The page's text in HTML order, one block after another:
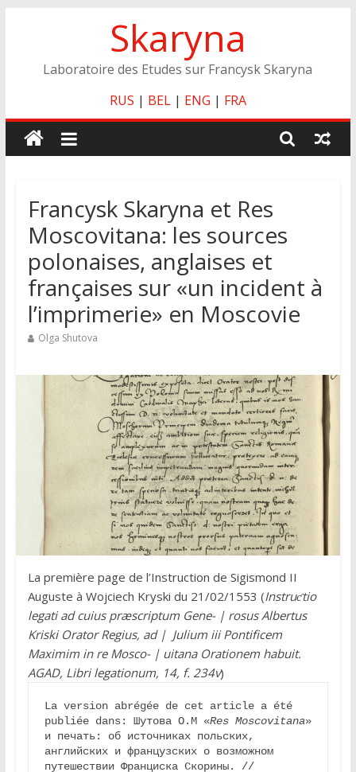
Skaryna
Laboratoire des Etudes sur Francysk Skaryna
RUS | BEL| ENG | FRA
Francysk Skaryna et Res
Moscovitana: les sources
polonaises, anglaises et
françaises sur «un incident à
l’imprimerie» en Moscovie
Olga Shutova
La première page de l’Instruction de Sigismond II
Auguste à Wojciech Kryski du 21/02/1553 (Instruƈtio
legati ad cuius præscriptum Gene- | rosus Albertus
Kriski Orator Regius, ad | Julium iii Pontificem
Maximim in re Mosco- | uitana Orationem habuit.
AGAD, Libri legationum, 14, f. 234v)
La version abrégée de cet article a été
publiée dans: Шутова О.М «Res Moscovitana»
и печать: об источниках польских,
английских и французских о возможном
путешествии Франциска Скорины. //